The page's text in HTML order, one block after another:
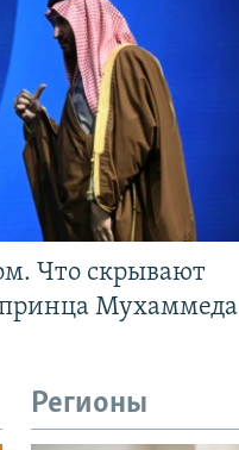
Что скрывают
Мухаммеда
Регионы